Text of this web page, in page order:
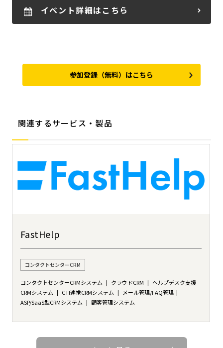
イベント詳細はこちら
参加登録（無料）はこちら
関連するサービス・製品
FastHelp
コンタクトセンターCRM
コンタクトセンターCRMシステム クラウドCRM
ヘルプデスク支援
CRMシステム
CTI連携CRMシステム
メール管理/FAQ管理
ASP/SaaS型CRMシステム
顧客管理システム